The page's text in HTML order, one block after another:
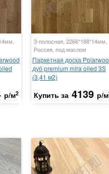
р/м2
3-полосная, 2266*188*14мм,
Россия, под маслом
Паркетная доска
дуб premium mira oiled 3S
(3,41 м2)
Купить за 4139 р/м